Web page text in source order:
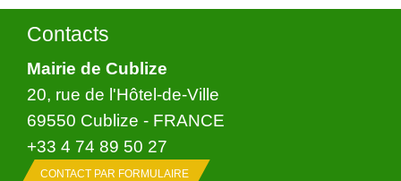
Contacts
Mairie de Cublize
20, rue de l'Hôtel-de-Ville
69550 Cublize - FRANCE
+33 4 74 89 50 27
CONTACT PAR FORMULAIRE